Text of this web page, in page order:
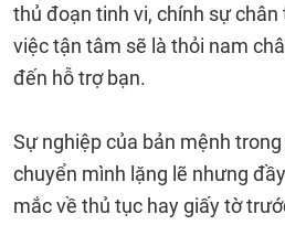
thủ đoạn tinh vi, chính sự
việc tận tâm sẽ là thỏi nam
đến hỗ trợ bạn.
Sự nghiệp của bản mệnh
chuyển mình lặng lẽ nhưng
mắc về thủ tục hay giấy tờ